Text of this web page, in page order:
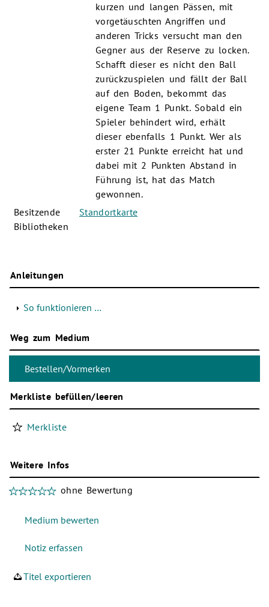
kurzen und langen Pässen, mit
vorgetäuschten Angriffen und
anderen Tricks versucht man den
Gegner aus der Reserve zu locken.
Schafft dieser es nicht den Ball
zurückzuspielen und fällt der Ball
auf den Boden, bekommt das
eigene Team 1 Punkt. Sobald ein
Spieler behindert wird, erhält
dieser ebenfalls 1 Punkt. Wer als
erster 21 Punkte erreicht hat und
dabei mit 2 Punkten Abstand in
Führung ist, hat das Match
gewonnen.
Besitzende
Bibliotheken
Standortkarte
Anleitungen
So funktionieren …
Weg zum Medium
Merkliste befüllen/leeren
Merkliste
Weitere Infos
ohne Bewertung
Titel exportieren